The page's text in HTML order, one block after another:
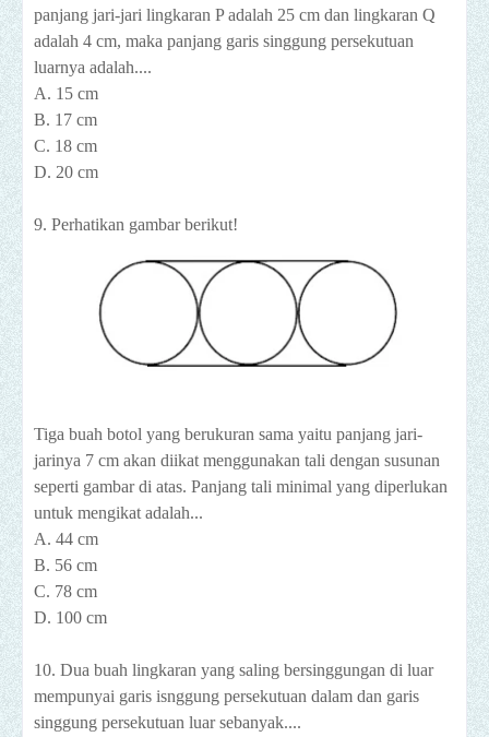
panjang jari-jari lingkaran P adalah 25 cm dan lingkaran Q
adalah 4 cm, maka panjang garis singgung persekutuan
luarnya adalah....
A. 15 cm
B. 17 cm
C. 18 cm
D. 20 cm
9. Perhatikan gambar berikut!
Tiga buah botol yang berukuran sama yaitu panjang jari-
jarinya 7 cm akan diikat menggunakan tali dengan susunan
seperti gambar di atas. Panjang tali minimal yang diperlukan
untuk mengikat adalah...
A. 44 cm
B. 56 cm
C. 78 cm
D. 100 cm
10. Dua buah lingkaran yang saling bersinggungan di luar
mempunyai garis isnggung persekutuan dalam dan garis
singgung persekutuan luar sebanyak....